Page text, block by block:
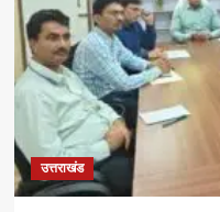
उत्तराखंड